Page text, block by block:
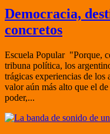
Democracia,
concretos
Escuela Popular "Porque,
tribuna política, los
trágicas experiencias de los
valor aún más alto que el
poder,...